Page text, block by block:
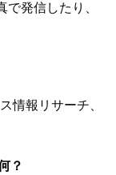
発信したり、
情報リサーチ、
？